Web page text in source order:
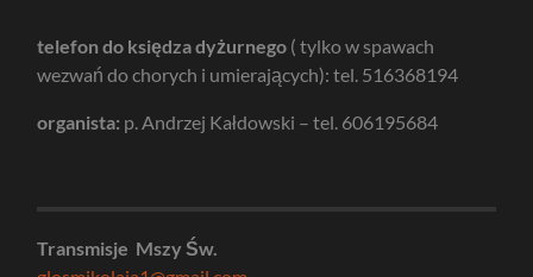
telefon do księdza dyżurnego ( tylko w spawach
wezwań do chorych i umierających): tel. 516368194
organista: p. Andrzej Kałdowski – tel. 606195684
Transmisje Mszy Św.